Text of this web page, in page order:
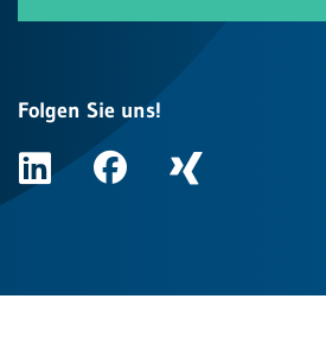
Folgen Sie uns!